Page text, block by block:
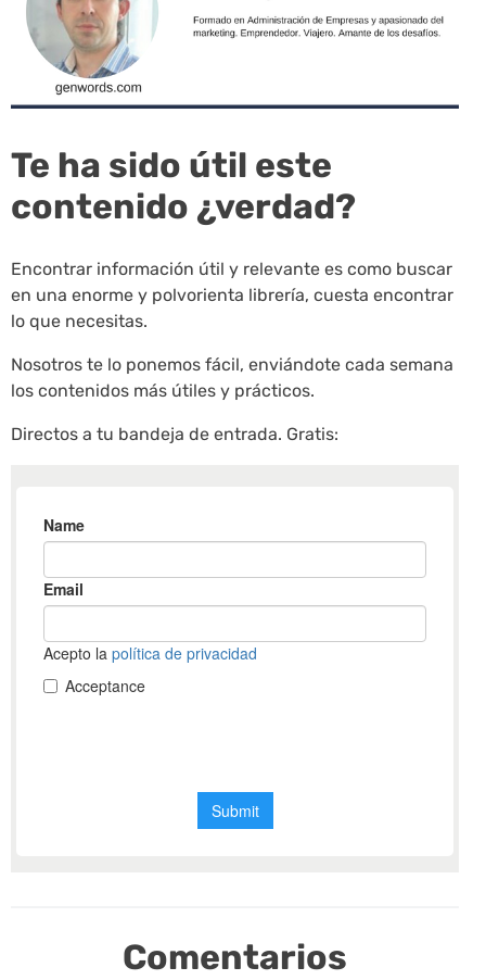
Te ha sido útil este
contenido ¿verdad?
Encontrar información útil y relevante es como buscar
en una enorme y polvorienta librería, cuesta encontrar
lo que necesitas.
Nosotros te lo ponemos fácil, enviándote cada semana
los contenidos más útiles y prácticos.
Directos a tu bandeja de entrada. Gratis:
Comentarios